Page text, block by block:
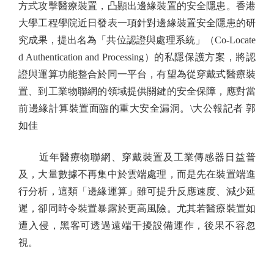
方式攻擊醫療裝置，凸顯出邊緣裝置的安全隱患。香港
大學工程學院近日發表一項針對邊緣裝置安全隱患的研
究成果，提出名為「共位認證與處理系統」（Co-Locate
d Authentication and Processing）的私隱保護方案，將認
證與運算功能整合於同一平台，有望為從穿戴式醫療裝
置、到工業物聯網的領域提供關鍵的安全保障，應對當
前邊緣計算裝置面臨的重大安全漏洞。\大公報記者 郭
如佳
近年醫療物聯網、穿戴裝置及工業傳感器日益普
及，大量數據不再集中於雲端處理，而是先在裝置端進
行分析，這類「邊緣運算」雖可提升反應速度、減少延
遲，卻同時令裝置暴露於更高風險。尤其若醫療裝置如
遭入侵，黑客可透過遠端干擾設備運作，後果不容忽
視。